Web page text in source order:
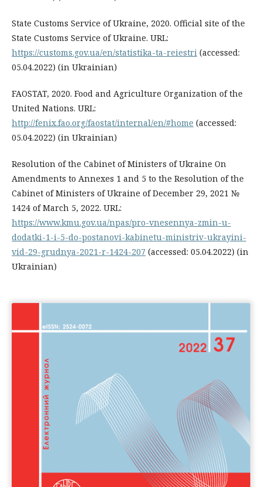
State Customs Service of Ukraine, 2020. Official site of the
State Customs Service of Ukraine. URL:
https://customs.gov.ua/en/statistika-ta-reiestri (accessed:
05.04.2022) (in Ukrainian)
FAOSTAT, 2020. Food and Agriculture Organization of the
United Nations. URL:
http://fenix.fao.org/faostat/internal/en/#home (accessed:
05.04.2022) (in Ukrainian)
Resolution of the Cabinet of Ministers of Ukraine On
Amendments to Annexes 1 and 5 to the Resolution of the
Cabinet of Ministers of Ukraine of December 29, 2021 №
1424 of March 5, 2022. URL:
https://www.kmu.gov.ua/npas/pro-vnesennya-zmin-u-
dodatki-1-i-5-do-postanovi-kabinetu-ministriv-ukrayini-
vid-29-grudnya-2021-r-1424-207 (accessed: 05.04.2022) (in
Ukrainian)